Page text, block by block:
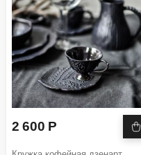
2 600 Р